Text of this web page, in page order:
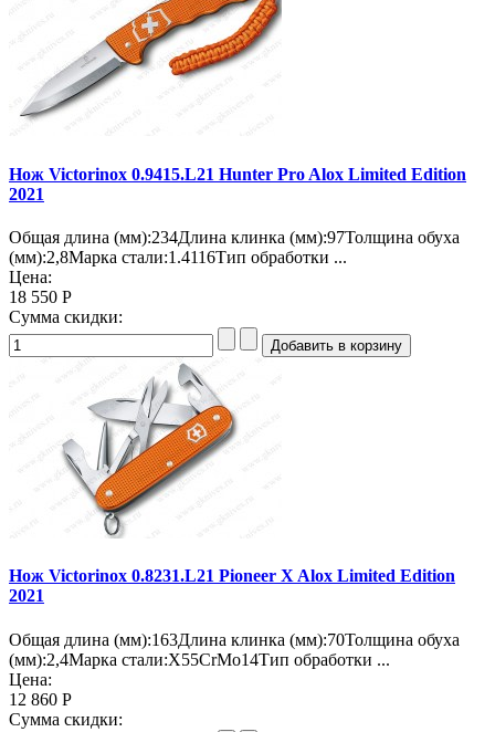
Нож Victorinox 0.9415.L21 Hunter Pro Alox Limited Edition
2021
Общая длина (мм):234Длина клинка (мм):97Толщина обуха
(мм):2,8Марка стали:1.4116Тип обработки ...
Цена:
18 550 Р
Сумма скидки:
Нож Victorinox 0.8231.L21 Pioneer X Alox Limited Edition
2021
Общая длина (мм):163Длина клинка (мм):70Толщина обуха
(мм):2,4Марка стали:X55CrMo14Тип обработки ...
Цена:
12 860 Р
Сумма скидки: